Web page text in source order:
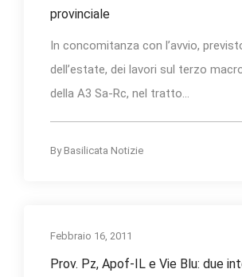
provinciale
In concomitanza con l’avvio,
dell’estate, dei lavori sul terzo
della A3 Sa-Rc, nel tratto...
By Basilicata Notizie
Febbraio 16, 2011
Prov. Pz, Apof-IL e Vie Blu: due